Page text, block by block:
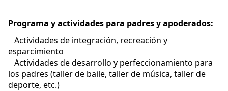
Programa y actividades para padres y apoderados:
Actividades de integración, recreación y
esparcimiento
Actividades de desarrollo y perfeccionamiento para
los padres (taller de baile, taller de música, taller de
deporte, etc.)